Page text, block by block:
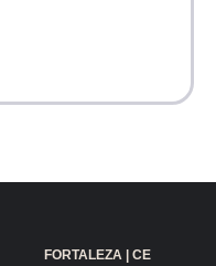
FORTALEZA | CE